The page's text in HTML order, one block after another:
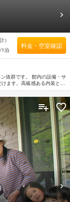
抜群です。 館内の設備・サ
ます。高級感ある内装と設
バリアフリー設備, 駐車場な
利なアメニティを各お部屋
験いただけます。 Onsen
）
/1泊
料金・空室確認